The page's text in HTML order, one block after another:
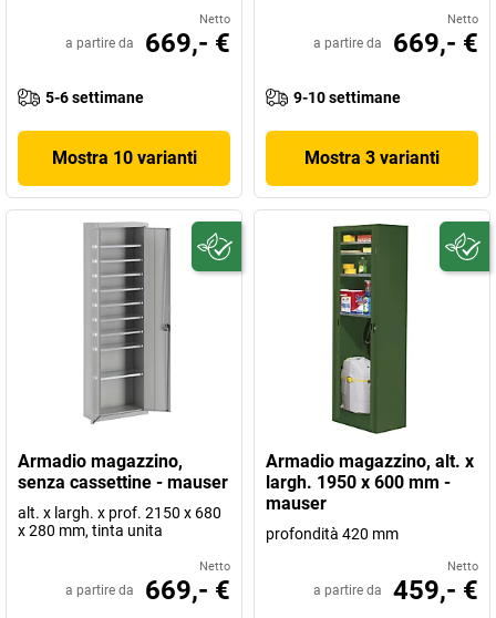
Netto
a partire da 669,- €
5-6 settimane
Mostra 10 varianti
Netto
a partire da 669,- €
9-10 settimane
Mostra 3 varianti
Armadio magazzino,
senza cassettine - mauser
alt. x largh. x prof. 2150 x 680
x 280 mm, tinta unita
Netto
a partire da 669,- €
Armadio magazzino, alt. x
largh. 1950 x 600 mm -
mauser
profondità 420 mm
Netto
a partire da 459,- €